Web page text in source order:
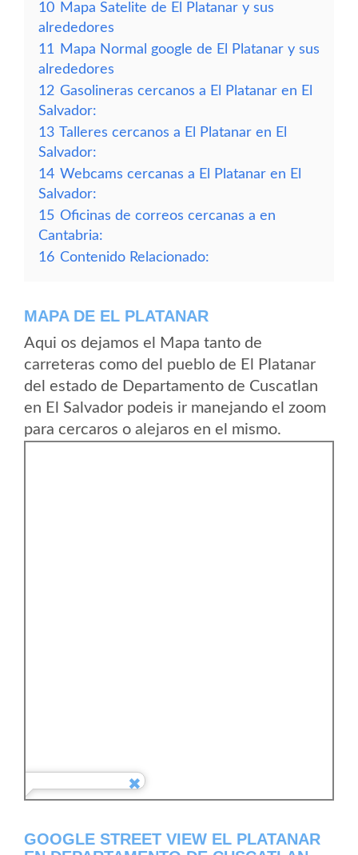
10 Mapa Satelite de El Platanar y sus
alrededores
11
Mapa Normal google de El Platanar y sus
alrededores
12 Gasolineras cercanos a El Platanar en El
Salvador:
13 Talleres cercanos a El Platanar en El
Salvador:
14 Webcams cercanas a El Platanar en El
Salvador:
15 Oficinas de correos cercanas a en
Cantabria:
16 Contenido Relacionado:
MAPA DE EL PLATANAR
Aqui os dejamos el Mapa tanto de
carreteras como del pueblo de El Platanar
del estado de Departamento de Cuscatlan
en El Salvador podeis ir manejando el zoom
para cercaros o alejaros en el mismo.
GOOGLE STREET VIEW EL PLATANAR